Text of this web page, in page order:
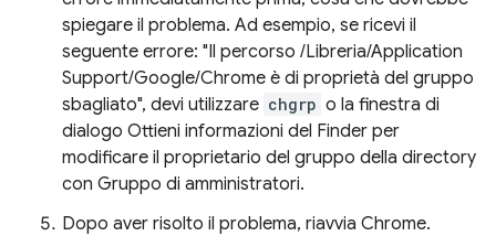
spiegare il problema. Ad esempio, se ricevi il
seguente errore: "Il percorso /Libreria/Application
Support/Google/Chrome è di proprietà del gruppo
sbagliato", devi utilizzare chgrp o la finestra di
dialogo Ottieni informazioni del Finder per
modificare il proprietario del gruppo della directory
con Gruppo di amministratori.
Dopo aver risolto il problema, riavvia Chrome.